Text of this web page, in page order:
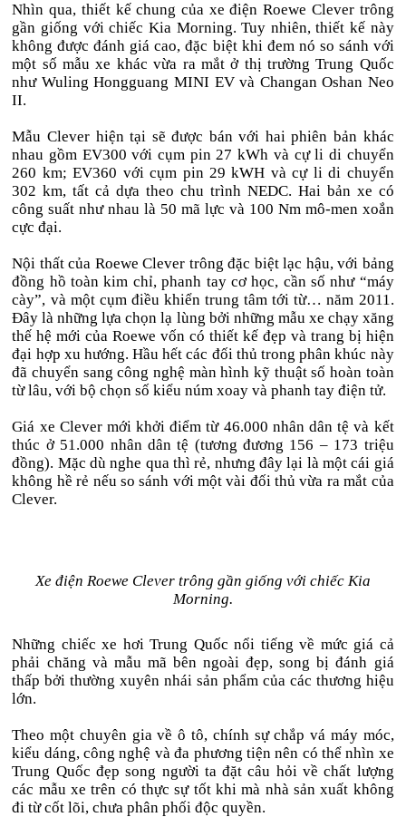
Nhìn qua, thiết kế chung của xe điện Roewe Clever trông
gần giống với chiếc Kia Morning. Tuy nhiên, thiết kế này
không được đánh giá cao, đặc biệt khi đem nó so sánh với
một số mẫu xe khác vừa ra mắt ở thị trường Trung Quốc
như Wuling Hongguang MINI EV và Changan Oshan Neo
II.
Mẫu Clever hiện tại sẽ được bán với hai phiên bản khác
nhau gồm EV300 với cụm pin 27 kWh và cự li di chuyển
260 km; EV360 với cụm pin 29 kWH và cự li di chuyển
302 km, tất cả dựa theo chu trình NEDC. Hai bản xe có
công suất như nhau là 50 mã lực và 100 Nm mô-men xoắn
cực đại.
Nội thất của Roewe Clever trông đặc biệt lạc hậu, với bảng
đồng hồ toàn kim chỉ, phanh tay cơ học, cần số như “máy
cày”, và một cụm điều khiển trung tâm tới từ… năm 2011.
Đây là những lựa chọn lạ lùng bởi những mẫu xe chạy xăng
thế hệ mới của Roewe vốn có thiết kế đẹp và trang bị hiện
đại hợp xu hướng. Hầu hết các đối thủ trong phân khúc này
đã chuyển sang công nghệ màn hình kỹ thuật số hoàn toàn
từ lâu, với bộ chọn số kiểu núm xoay và phanh tay điện tử.
Giá xe Clever mới khởi điểm từ 46.000 nhân dân tệ và kết
thúc ở 51.000 nhân dân tệ (tương đương 156 – 173 triệu
đồng). Mặc dù nghe qua thì rẻ, nhưng đây lại là một cái giá
không hề rẻ nếu so sánh với một vài đối thủ vừa ra mắt của
Clever.
Xe điện Roewe Clever trông gần giống với chiếc Kia
Morning.
Những chiếc xe hơi Trung Quốc nổi tiếng về mức giá cả
phải chăng và mẫu mã bên ngoài đẹp, song bị đánh giá
thấp bởi thường xuyên nhái sản phẩm của các thương hiệu
lớn.
Theo một chuyên gia về ô tô, chính sự chắp vá máy móc,
kiểu dáng, công nghệ và đa phương tiện nên có thể nhìn xe
Trung Quốc đẹp song người ta đặt câu hỏi về chất lượng
các mẫu xe trên có thực sự tốt khi mà nhà sản xuất không
đi từ cốt lõi, chưa phân phối độc quyền.